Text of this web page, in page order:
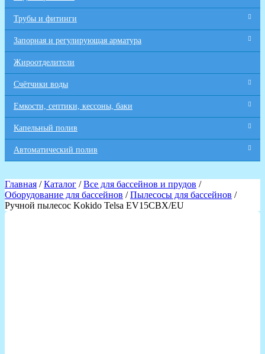
Трубы и фитинги
Запорная и регулирующая арматура
Жироотделители
Счётчики воды
Емкости, септики, кессоны, баки
Капельный полив
Автоматический полив
Главная /Каталог /Все для бaссейнов и прудов /
Оборудование для бассейнов /Пылесосы для бассейнов /
Ручной пылесос Kokido Telsa EV15CBX/EU